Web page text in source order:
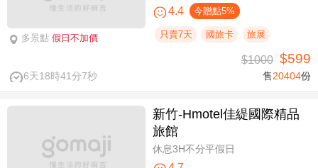
多景點 假日不加價
4.4 今贈點5%
只賣7天 國旅卡 旅展
6天18時41分7秒
$1000 $599
售20404份
新竹-Hmotel佳緹國際精品
旅館
休息3H不分平假日